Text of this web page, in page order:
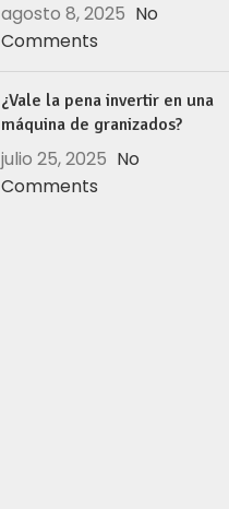
agosto 8, 2025 No
Comments
¿Vale la pena invertir en una
máquina de granizados?
julio 25, 2025 No
Comments